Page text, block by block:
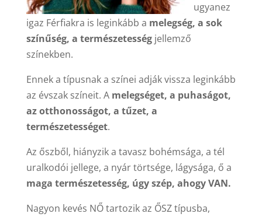
ugyanez
igaz Férfiakra is leginkább a melegség, a sok
színűség, a természetességjellemző
színekben.
Ennek a típusnak a színei adják vissza leginkább
az évszak színeit. A melegséget, a puhaságot,
az otthonosságot, a tűzet, a
természetességet.
Az őszből, hiányzik a tavasz bohémsága, a tél
uralkodói jellege, a nyár törtsége, lágysága, ő a
maga természetesség, úgy szép, ahogy VAN.
Nagyon kevés NŐ tartozik az ŐSZ típusba,